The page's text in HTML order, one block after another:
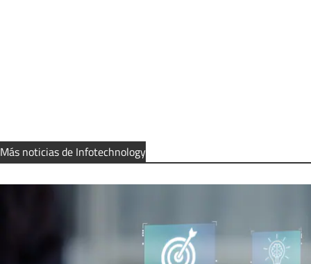
Más noticias de Infotechnology